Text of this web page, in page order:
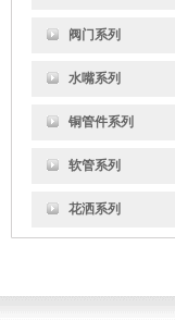
阀门系列
水嘴系列
铜管件系列
软管系列
花洒系列